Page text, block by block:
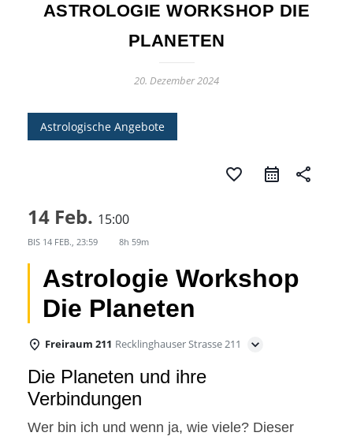
ASTROLOGIE WORKSHOP DIE
PLANETEN
20. Dezember 2024
Astrologische Angebote
favorite_border share
14 Feb. 15:00
BIS 14 FEB., 23:59 8h 59m
Astrologie Workshop
Die Planeten
Freiraum 211 Recklinghauser Strasse 211
Die Planeten und ihre
Verbindungen
Wer bin ich und wenn ja, wie viele? Dieser